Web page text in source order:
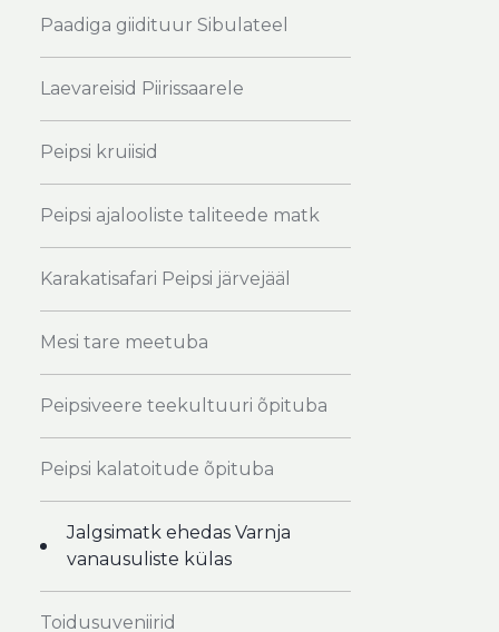
Paadiga giidituur Sibulateel
Laevareisid Piirissaarele
Peipsi kruiisid
Peipsi ajalooliste taliteede matk
Karakatisafari Peipsi järvejääl
Mesi tare meetuba
Peipsiveere teekultuuri õpituba
Peipsi kalatoitude õpituba
Jalgsimatk ehedas Varnja
vanausuliste külas
Toidusuveniirid